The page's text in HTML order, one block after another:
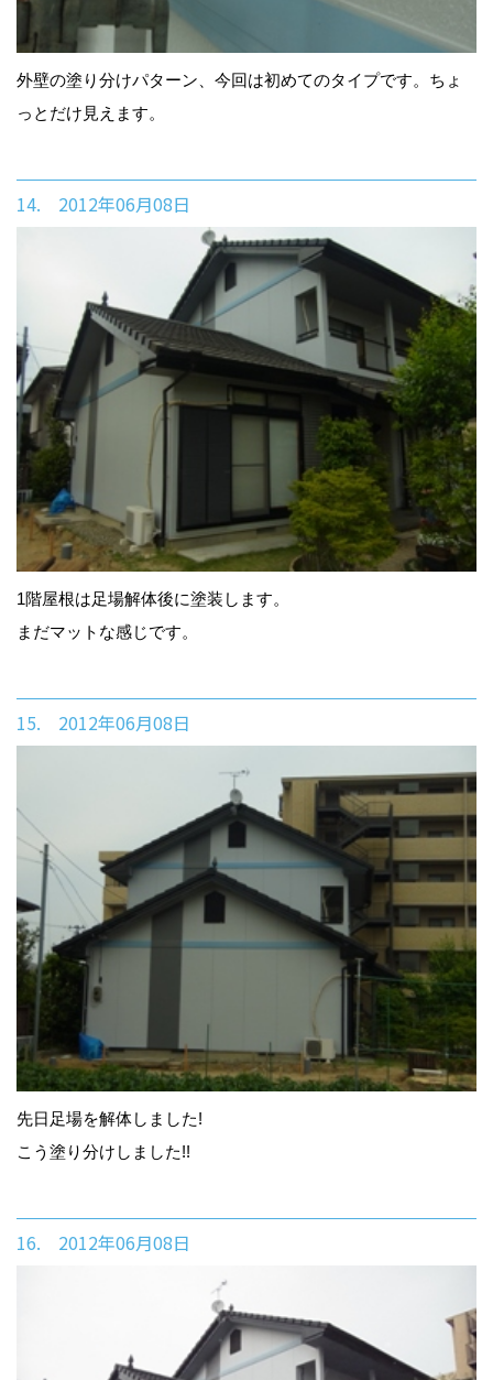
外壁の塗り分けパターン、今回は初めてのタイプです。ちょ
っとだけ見えます。
14. 2012年06月08日
1階屋根は足場解体後に塗装します。
まだマットな感じです。
15. 2012年06月08日
先日足場を解体しました!
こう塗り分けしました!!
16. 2012年06月08日